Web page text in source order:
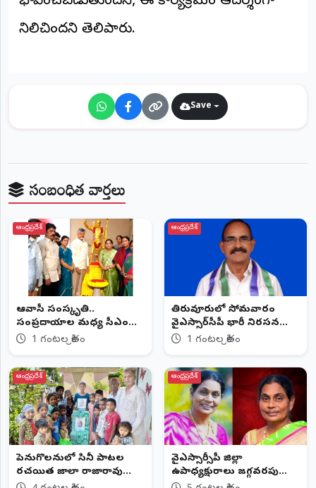
నిలిచిందని తెలిపారు.
Save
సంబంధిత వార్తలు
ఆంధ్రప్రదేశ్
ఆదివాసీ సంస్కృతి..
సంప్రదాయాల మధ్య సీఎం
చంద్రబాబు
1 గంటల క్రితం
ఆంధ్రప్రదేశ్
తిరువూరులో సోమవారం
వైఎస్సార్‌సీపీ భారీ నిరసన
ర్యాలీ1 గంటల క్రితం
ఆంధ్రప్రదేశ్
పెనుగొలనులో సినీ పాటల
రచయిత జాలాది రాజారావు
94వ జయంతి వేడుకలు
ఆంధ్రప్రదేశ్
వైఎస్సార్సీపీ జిల్లా
ఉపాధ్యక్షురాలు జగ్గవరపు
జానకిరెడ్డి కన్నుమూత